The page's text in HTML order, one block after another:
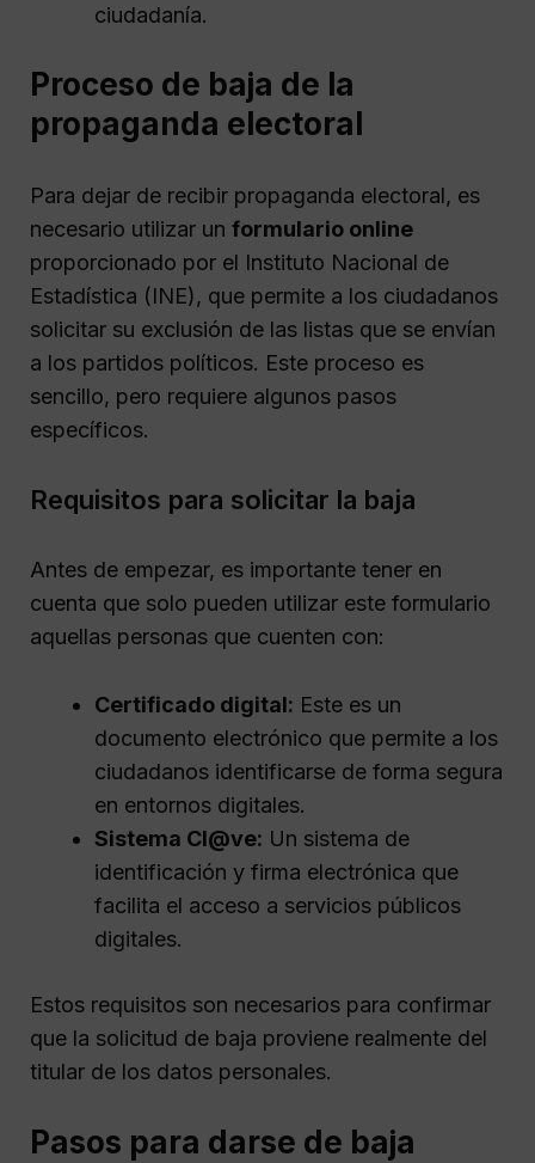
ciudadanía.
Proceso de baja de la
propaganda electoral
Para dejar de recibir propaganda electoral, es
necesario utilizar un formulario online
proporcionado por el Instituto Nacional de
Estadística (INE), que permite a los ciudadanos
solicitar su exclusión de las listas que se envían
a los partidos políticos. Este proceso es
sencillo, pero requiere algunos pasos
específicos.
Requisitos para solicitar la baja
Antes de empezar, es importante tener en
cuenta que solo pueden utilizar este formulario
aquellas personas que cuenten con:
Certificado digital: Este es un
documento electrónico que permite a los
ciudadanos identificarse de forma segura
en entornos digitales.
Sistema Cl@ve: Un sistema de
identificación y firma electrónica que
facilita el acceso a servicios públicos
digitales.
Estos requisitos son necesarios para confirmar
que la solicitud de baja proviene realmente del
titular de los datos personales.
Pasos para darse de baja